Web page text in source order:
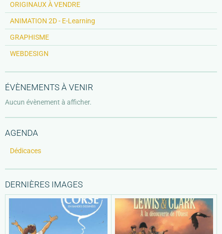
ORIGINAUX À VENDRE
ANIMATION 2D - E-Learning
GRAPHISME
WEBDESIGN
ÉVÈNEMENTS À VENIR
Aucun évènement à afficher.
AGENDA
Dédicaces
DERNIÈRES IMAGES